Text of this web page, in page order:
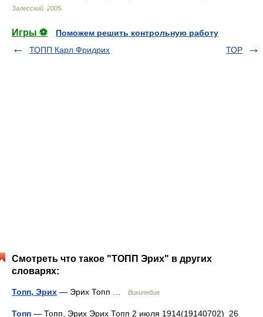
Залесский 2005
Игры ⚽
Поможем решить контрольную работу
ТОПП Карл Фридрих
ТОР
Смотреть что такое "ТОПП Эрих" в других
словарях:
Топп, Эрих — Эрих Топп … Википедия
Топп — Топп, Эрих Эрих Топп 2 июля 1914(19140702) 26